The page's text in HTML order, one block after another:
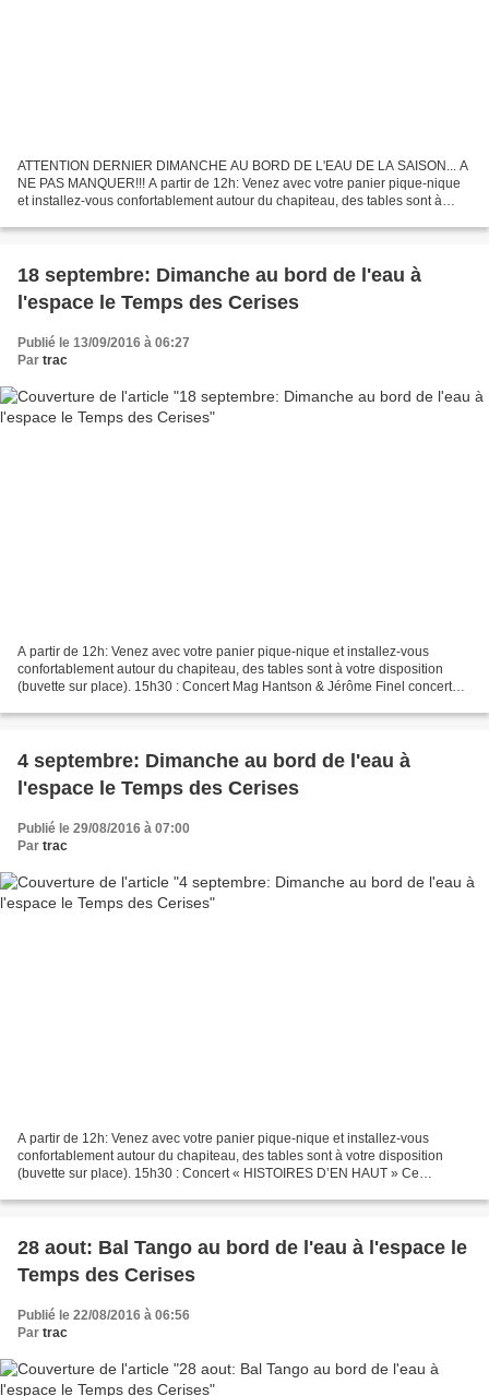
ATTENTION DERNIER DIMANCHE AU BORD DE L'EAU DE LA SAISON... A
NE PAS MANQUER!!! A partir de 12h: Venez avec votre panier pique-nique
et installez-vous confortablement autour du chapiteau, des tables sont à
18 septembre: Dimanche au bord de l'eau à
l'espace le Temps des Cerises
Publié le 13/09/2016 à 06:27
Par trac
A partir de 12h: Venez avec votre panier pique-nique et installez-vous
confortablement autour du chapiteau, des tables sont à votre disposition
(buvette sur place). 15h30 : Concert Mag Hantson & Jérôme Finel concert
4 septembre: Dimanche au bord de l'eau à
l'espace le Temps des Cerises
Publié le 29/08/2016 à 07:00
Par trac
A partir de 12h: Venez avec votre panier pique-nique et installez-vous
confortablement autour du chapiteau, des tables sont à votre disposition
(buvette sur place). 15h30 : Concert « HISTOIRES D’EN HAUT » Ce
28 aout: Bal Tango au bord de l'eau à l'espace le
Temps des Cerises
Publié le 22/08/2016 à 06:56
Par trac